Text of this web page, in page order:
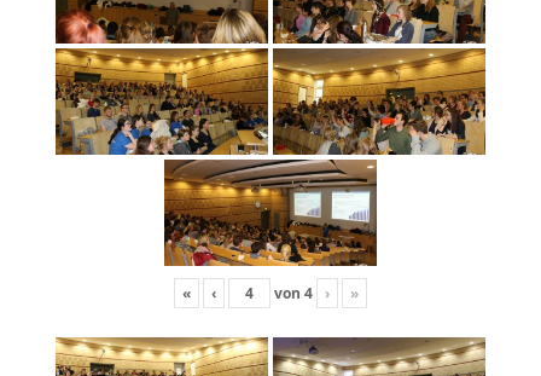
« ‹ von 4 › »